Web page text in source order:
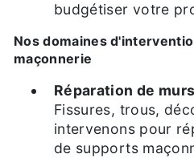
budgétiser votre
Nos domaines d'intervention en petits travaux de
maçonnerie
Réparation de
Fissures, trous,
intervenons pour
de supports